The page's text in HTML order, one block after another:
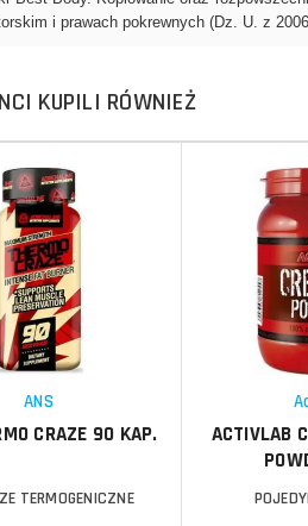
KUPILI RÓWNIEŻ
ANS
CRAZE 90 KAP.
TERMOGENICZNE
ACTIVLAB